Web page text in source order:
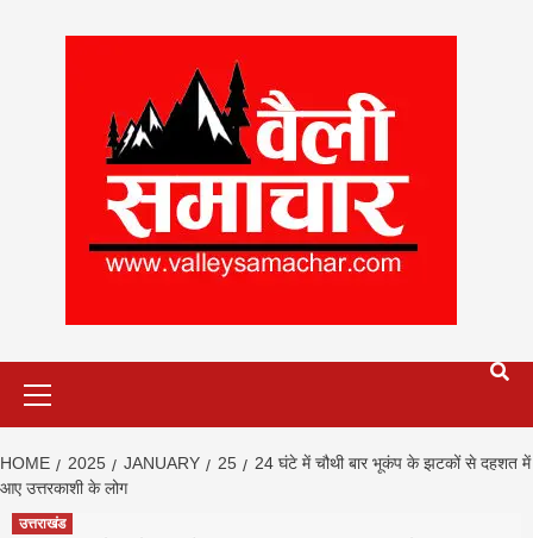
HOME 2025 JANUARY 25
24 घंटे में चौथी बार भूकंप के झटकों से दहशत में
आए उत्तरकाशी के लोग
उत्तराखंड